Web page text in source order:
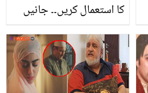
کا استعمال کریں۔۔ جانیں
کے علاج کا مکمل طریقہ کار
تاکہ آپ گھر میں خود کر
سکیں اس کا آسان علاج